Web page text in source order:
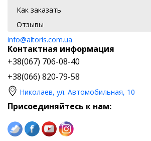
Как заказать
Отзывы
info@altoris.com.ua
Контактная информация
+38(067) 706-08-40
+38(066) 820-79-58
Николаев, ул. Автомобильная, 10
Присоединяйтесь к нам: